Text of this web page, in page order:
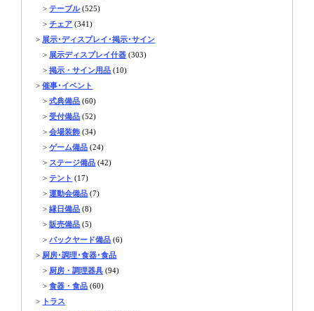
>テーブル(525)
>チェア (341)
> 展示･ディスプレイ･掲示･サイン
> 展示ディスプレイ什器 (303)
>掲示・サイン用品 (10)
>催事･イベント
>式典備品 (60)
>受付備品 (52)
>会場装飾 (34)
>ゲーム備品 (24)
> ステージ備品 (42)
>テント (17)
>運動会備品 (7)
>縁日備品 (8)
> 販売備品 (5)
>バックヤード備品 (6)
> 厨房･調理･食器･食品
> 厨房・調理器具 (94)
>食器・食品 (60)
> トラス